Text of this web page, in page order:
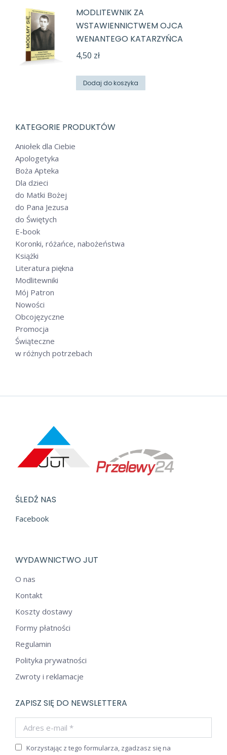
MODLITEWNIK ZA
WSTAWIENNICTWEM OJCA
WENANTEGO KATARZYŃCA
4,50 zł
Dodaj do koszyka
KATEGORIE PRODUKTÓW
Aniołek dla Ciebie
Apologetyka
Boża Apteka
Dla dzieci
do Matki Bożej
do Pana Jezusa
do Świętych
E-book
Koronki, różańce, nabożeństwa
Książki
Literatura piękna
Modlitewniki
Mój Patron
Nowości
Obcojęzyczne
Promocja
Świąteczne
w różnych potrzebach
ŚLEDŹ NAS
Facebook
WYDAWNICTWO JUT
O nas
Kontakt
Koszty dostawy
Formy płatności
Regulamin
Polityka prywatności
Zwroty i reklamacje
ZAPISZ SIĘ DO NEWSLETTERA
Korzystając z tego formularza, zgadzasz się na